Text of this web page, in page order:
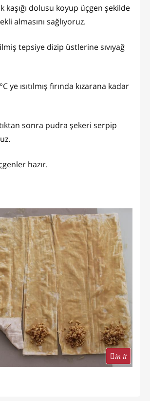
kaşığı dolusu koyup üçgen şekilde
almasını sağlıyoruz.
tepsiye dizip üstlerine sıvıyağ
ye ısıtılmış fırında kızarana kadar
sonra pudra şekeri serpip
hazır.
in it